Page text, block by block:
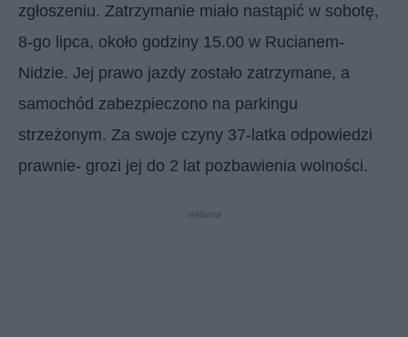
zgłoszeniu. Zatrzymanie miało nastąpić w sobotę,
8-go lipca, około godziny 15.00 w Rucianem-
Nidzie. Jej prawo jazdy zostało zatrzymane, a
samochód zabezpieczono na parkingu
strzeżonym. Za swoje czyny 37-latka odpowiedzi
prawnie- grozi jej do 2 lat pozbawienia wolności.
reklama